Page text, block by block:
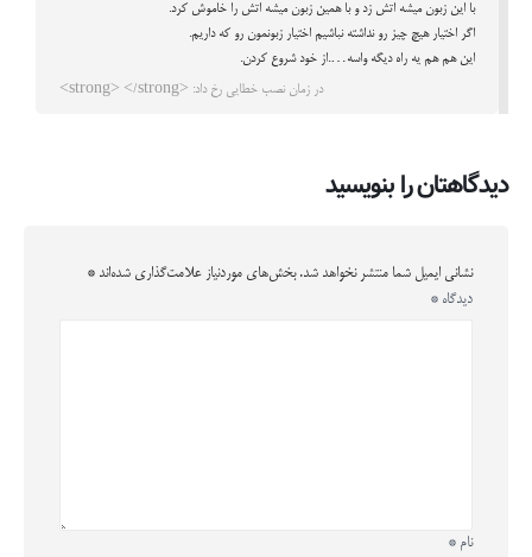
با این زبون میشه اتش زد و با همین زبون میشه اتش را خاموش کرد.
اگر اختیار هیچ چیز رو نداشته نباشیم اختیار زبونمون رو که داریم.
این هم هم یه راه دیگه واسه….از خود شروع کردن.
در زمان نصب خطایی رخ داد: <strong> </strong>
دیدگاهتان را بنویسید
نشانی ایمیل شما منتشر نخواهد شد. بخش‌های موردنیاز علامت‌گذاری شده‌اند *
دیدگاه *
نام *